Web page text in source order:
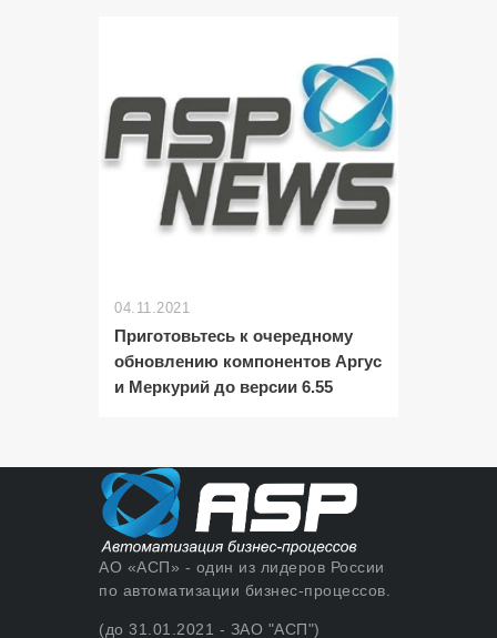
04.11.2021
Приготовьтесь к очередному
обновлению компонентов Аргус
и Меркурий до версии 6.55
АО «АСП» - один из лидеров России
по автоматизации бизнес-процессов.
(до 31.01.2021 - ЗАО "АСП")